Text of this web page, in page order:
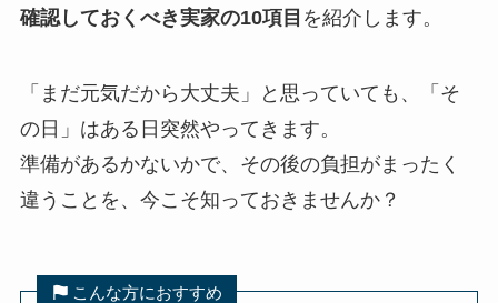
確認しておくべき実家の10項目 を紹介します。
「まだ元気だから大丈夫」と思っていても、「そ
の日」はある日突然やってきます。
準備があるかないかで、その後の負担がまったく
違うことを、今こそ知っておきませんか？
こんな方におすすめ